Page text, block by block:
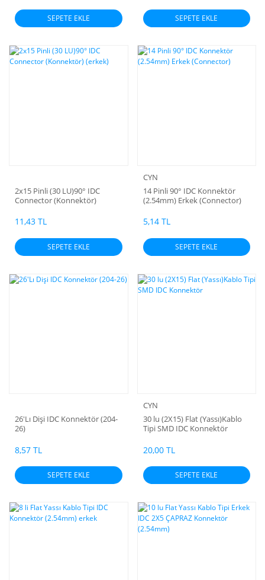
SEPETE EKLE SEPETE EKLE
2x15 Pinli (30 LU)90° IDC
Connector (Konnektör)
11,43 TL
SEPETE EKLE
CYN
14 Pinli 90° IDC Konnektör
(2.54mm) Erkek (Connector)
5,14 TL
SEPETE EKLE
26'Lı Dişi IDC Konnektör (204-
26)
8,57 TL
SEPETE EKLE
CYN
30 lu (2X15) Flat (Yassı)Kablo
Tipi SMD IDC Konnektör
20,00 TL
SEPETE EKLE